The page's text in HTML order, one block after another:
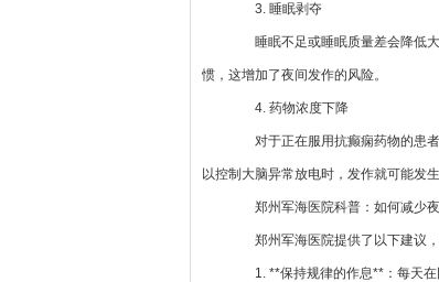
3. 睡眠剥夺
睡眠不足或睡眠质量差会降低大
惯，这增加了夜间发作的风险。
4. 药物浓度下降
对于正在服用抗癫痫药物的患者
以控制大脑异常放电时，发作就可能发生
郑州军海医院科普：如何减少
郑州军海医院提供了以下建议，
1. **保持规律的作息**：每天在